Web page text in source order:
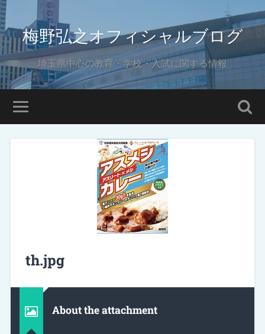
梅野弘之オフィシャルブログ
埼玉県中心の教育・学校・入試に関する情報
th.jpg
About the attachment